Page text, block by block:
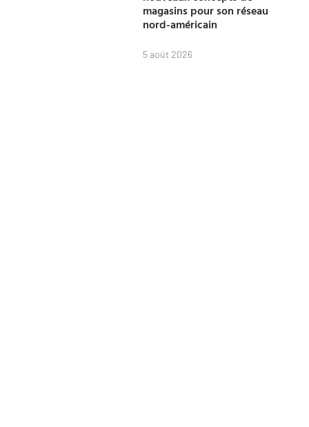
magasins pour son réseau
nord-américain
5 août 2026